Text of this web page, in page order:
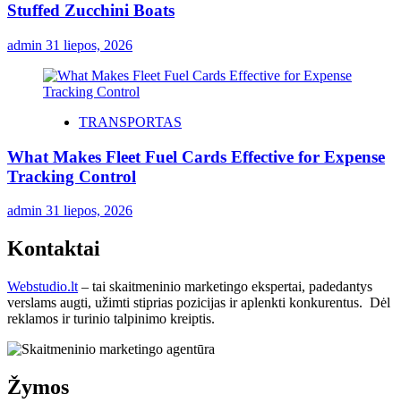
Stuffed Zucchini Boats
admin 31 liepos, 2026
TRANSPORTAS
What Makes Fleet Fuel Cards Effective for Expense
Tracking Control
admin 31 liepos, 2026
Kontaktai
Webstudio.lt – tai skaitmeninio marketingo ekspertai, padedantys
verslams augti, užimti stiprias pozicijas ir aplenkti konkurentus. Dėl
reklamos ir turinio talpinimo kreiptis.
Žymos